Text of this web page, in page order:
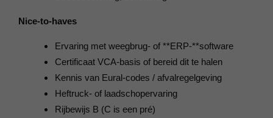
Nice-to-haves
Ervaring met weegbrug- of **ERP-**software
Certificaat VCA-basis of bereid dit te halen
Kennis van Eural-codes / afval­regelgeving
Heftruck- of laadschop­ervaring
Rijbewijs B (C is een pré)